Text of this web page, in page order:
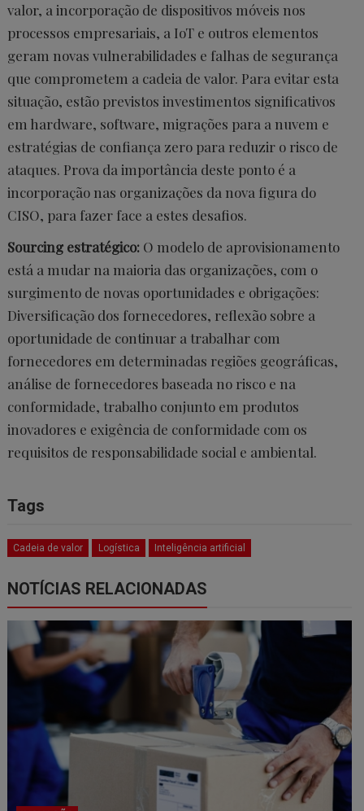
valor, a incorporação de dispositivos móveis nos
processos empresariais, a IoT e outros elementos
geram novas vulnerabilidades e falhas de segurança
que comprometem a cadeia de valor. Para evitar esta
situação, estão previstos investimentos significativos
em hardware, software, migrações para a nuvem e
estratégias de confiança zero para reduzir o risco de
ataques. Prova da importância deste ponto é a
incorporação nas organizações da nova figura do
CISO, para fazer face a estes desafios.
Sourcing estratégico: O modelo de aprovisionamento
está a mudar na maioria das organizações, com o
surgimento de novas oportunidades e obrigações:
Diversificação dos fornecedores, reflexão sobre a
oportunidade de continuar a trabalhar com
fornecedores em determinadas regiões geográficas,
análise de fornecedores baseada no risco e na
conformidade, trabalho conjunto em produtos
inovadores e exigência de conformidade com os
requisitos de responsabilidade social e ambiental.
Tags
Cadeia de valor Logística Inteligência artificial
NOTÍCIAS RELACIONADAS